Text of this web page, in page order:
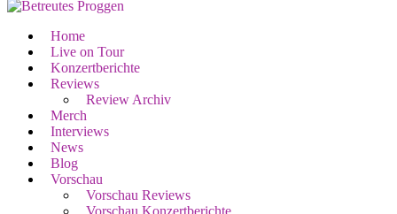
Home
Live on Tour
Konzertberichte
Reviews
Review Archiv
Merch
Interviews
News
Blog
Vorschau
Vorschau Reviews
Vorschau Konzertberichte